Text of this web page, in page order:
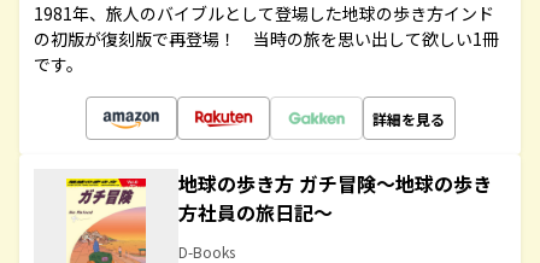
1981年、旅人のバイブルとして登場した地球の歩き方インド
の初版が復刻版で再登場！ 当時の旅を思い出して欲しい1冊
です。
詳細を見る
地球の歩き方 ガチ冒険～地球の歩き
方社員の旅日記～
D-Books